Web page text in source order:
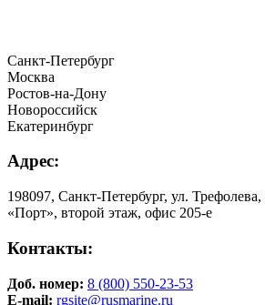
Санкт-Петербург
Москва
Ростов-на-Дону
Новороссийск
Екатеринбург
Адрес:
198097, Санкт-Петербург, ул.
«Порт», второй этаж, офис 205-е
Контакты:
Доб. номер: 8 (800) 550-23-53
E-mail: rgsite@rusmarine.ru